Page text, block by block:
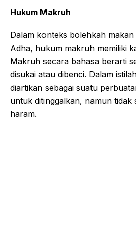
Hukum Makruh
Dalam konteks bolehkah
Adha, hukum makruh memiliki
Makruh secara bahasa berarti
disukai atau dibenci. Dalam
diartikan sebagai suatu
untuk ditinggalkan, namun tidak
haram.